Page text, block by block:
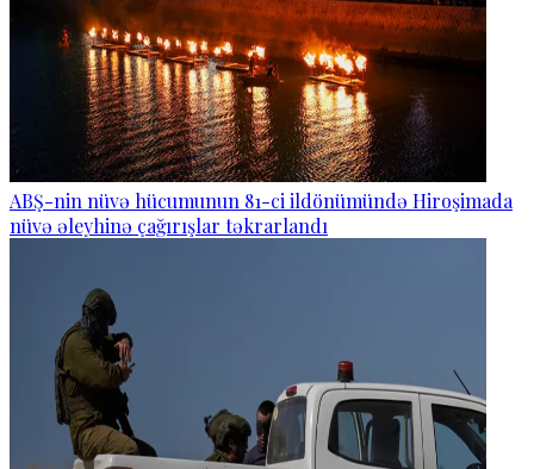
ABŞ-nin nüvə hücumunun 81-ci ildönümündə Hiroşimada
nüvə əleyhinə çağırışlar təkrarlandı